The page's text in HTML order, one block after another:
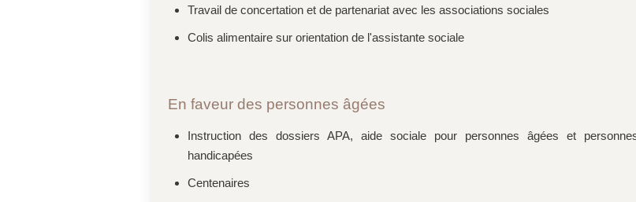
Travail de concertation et de partenariat avec les associations sociales
Colis alimentaire sur orientation de l'assistante sociale
En faveur des personnes âgées
Instruction des dossiers APA, aide sociale pour personnes âgées et
handicapées
Centenaires